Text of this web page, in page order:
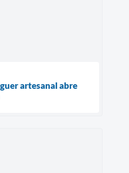
artesanal abre